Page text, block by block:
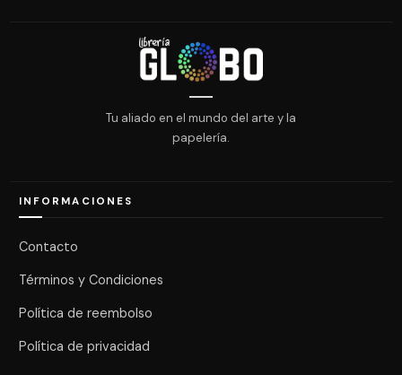
Tu aliado en el mundo del arte y la
papelería.
INFORMACIONES
Contacto
Términos y Condiciones
Política de reembolso
Política de privacidad